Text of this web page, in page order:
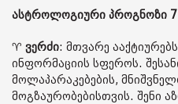
ასტროლოგიური პროგნოზი 7
♈️ ვერძი: მთვარე
ინფორმაციის სფეროს.
მოლაპარაკებების,
მოგზაურობებისთვის. შენი